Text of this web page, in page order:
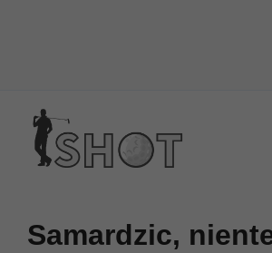
contenuto
Samardzic,